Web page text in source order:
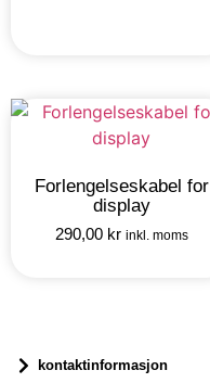
Forlengelseskabel for
display
290,00 kr inkl. moms
kontaktinformasjon